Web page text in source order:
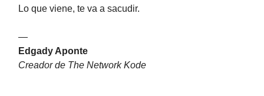
Lo que viene, te va a sacudir.
—
Edgady Aponte
Creador de The Network Kode